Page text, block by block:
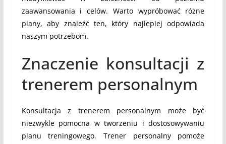
zaawansowania i celów. Warto wypróbować różne
plany, aby znaleźć ten, który najlepiej odpowiada
naszym potrzebom.
Znaczenie konsultacji z
trenerem personalnym
Konsultacja z trenerem personalnym może być
niezwykle pomocna w tworzeniu i dostosowywaniu
planu treningowego. Trener personalny pomoże